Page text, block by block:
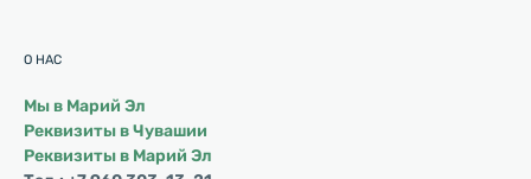
О НАС
Мы в Марий Эл
Реквизиты в Чувашии
Реквизиты в Марий Эл